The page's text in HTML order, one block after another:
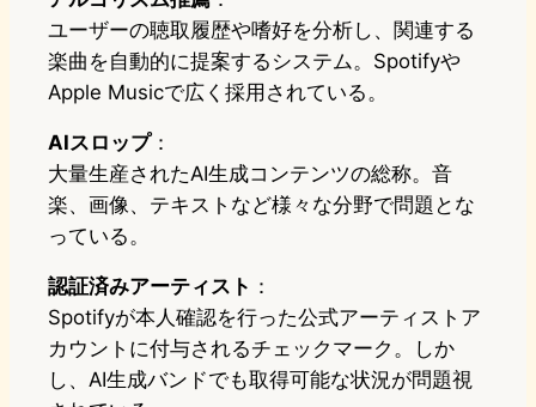
ユーザーの聴取履歴や嗜好を分析し、関連する
楽曲を自動的に提案するシステム。Spotifyや
Apple Musicで広く採用されている。
AIスロップ：
大量生産されたAI生成コンテンツの総称。音
楽、画像、テキストなど様々な分野で問題とな
っている。
認証済みアーティスト ：
Spotifyが本人確認を行った公式アーティストア
カウントに付与されるチェックマーク。しか
し、AI生成バンドでも取得可能な状況が問題視